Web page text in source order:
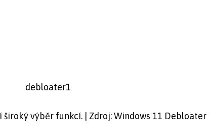
výběr funkcí. | Zdroj: Windows 11 Debloater